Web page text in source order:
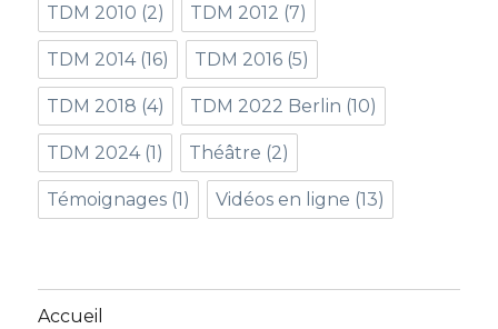
TDM 2010 (2) TDM 2012 (7)
TDM 2014(16) TDM 2016 (5)
TDM 2018 (4) TDM 2022 Berlin (10)
TDM 2024(1) Théâtre (2)
Témoignages (1) Vidéos en ligne (13)
Accueil